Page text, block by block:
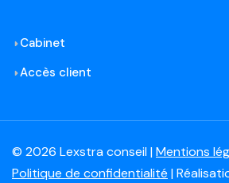
Cabinet
Accès client
© 2026 Lexstra conseil |Mentions
Politique de confidentialité |